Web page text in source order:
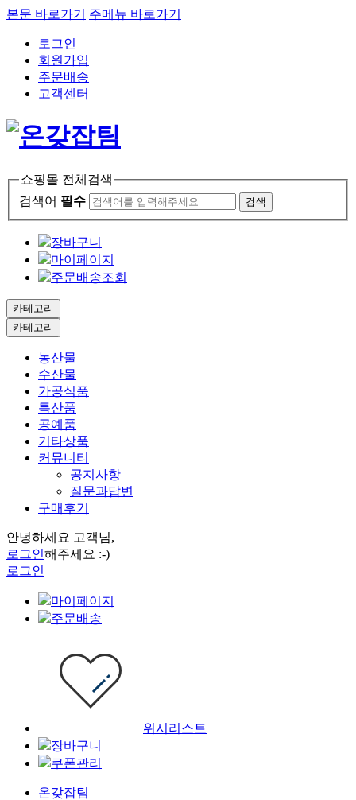
본문 바로가기 주메뉴 바로가기
로그인
회원가입
주문배송
고객센터
쇼핑몰 전체검색
검색어 필수 검색
장바구니
마이페이지
주문배송조회
카테고리
카테고리
농산물
수산물
가공식품
특산품
공예품
기타상품
커뮤니티
공지사항
질문과답변
구매후기
안녕하세요 고객님,
로그인해주세요 :-)
로그인
마이페이지
주문배송
위시리스트
장바구니
쿠폰관리
온갖잡팀